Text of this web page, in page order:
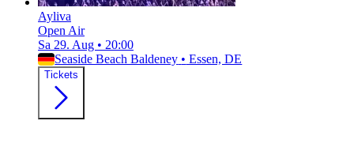
Ayliva
Open Air
Sa 29. Aug • 20:00
Seaside Beach Baldeney • Essen, DE
Tickets